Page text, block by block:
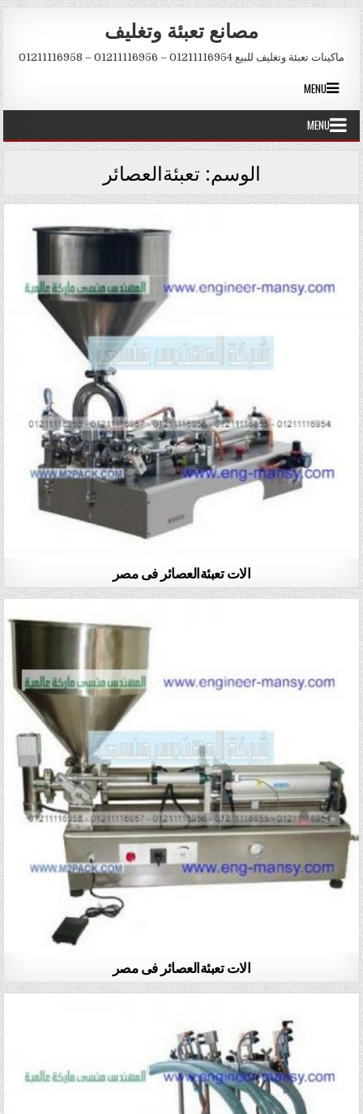
Skip to content
مصانع تعبئة وتغليف
ماكينات تعبئة وتغليف للبيع 01211116954 – 01211116956 – 01211116958
MENU
MENU
الوسم: تعبئةالعصائر
الات تعبئةالعصائر فى مصر
الات تعبئةالعصائر فى مصر